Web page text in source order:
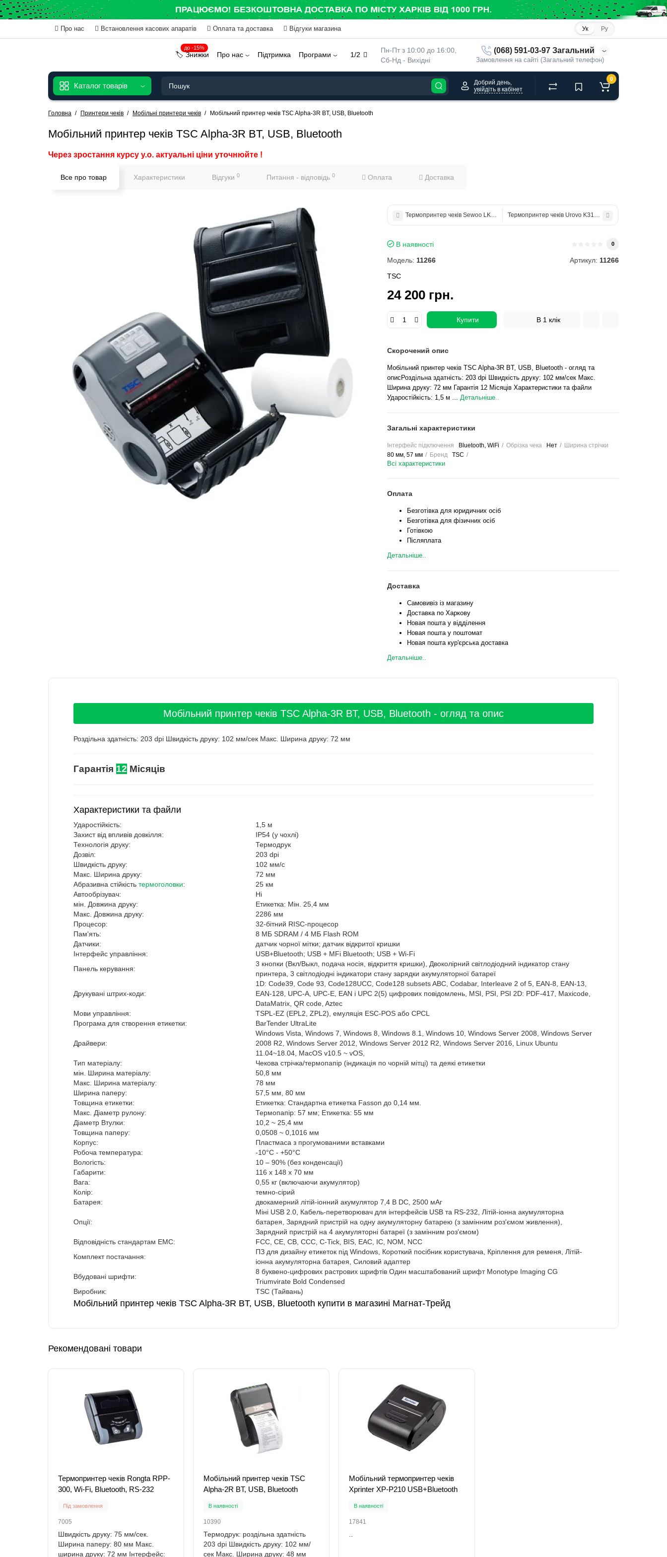
Про нас Встановлення касових апаратів Оплата та доставка Відгуки магазина Ук Ру
Пн-Пт з 10:00 до 16:00,
Сб-Нд - Вихідні
(068) 591-03-97 Загальний
Замовлення на сайті (Загальний телефон)
1/2
до -15%
🏷️ Знижки Про нас Підтримка Програми
Каталог товарів
Добрий день,
увійдіть в кабінет
0
Головна Принтери чеків Мобільні принтери чеків Мобільний принтер чеків TSC Alpha-3R BT, USB, Bluetooth
Мобільний принтер чеків TSC Alpha-3R BT, USB, Bluetooth
Через зростання курсу у.о. актуальні ціни уточнюйте !
Все про товар Характеристики Відгуки 0 Питання - відповідь 0 Оплата Доставка
Термопринтер чеків Sewoo LK-P21 Термопринтер чеків Urovo K319 WiFi
В наявності 0
Модель: 11266 Артикул: 11266
TSC
24 200 грн.
Купити В 1 клік
Скорочений опис
Мобільний принтер чеків TSC Alpha-3R BT, USB, Bluetooth - огляд та
описРоздільна здатність: 203 dpi Швидкість друку: 102 мм/сек Макс.
Ширина друку: 72 мм Гарантія 12 Місяців Характеристики та файли
Ударостійкість: 1,5 м ... Детальніше..
Загальні характеристики
Інтерфейс підключення Bluetooth, WiFi Обрізка чека Нет
Ширина стрічки
80 мм, 57 мм
Бренд TSC
Всі характеристики
Оплата
Безготівка для юридичних осіб
Безготівка для фізичних осіб
Готівкою
Післяплата
Детальніше..
Доставка
Самовивіз із магазину
Доставка по Харкову
Новая пошта у відділення
Новая пошта у поштомат
Новая пошта кур'єрська доставка
Детальніше..
Мобільний принтер чеків TSC Alpha-3R BT, USB, Bluetooth - огляд та опис
Роздільна здатність: 203 dpi Швидкість друку: 102 мм/сек Макс. Ширина друку: 72 мм
Гарантія 12 Місяців
Характеристики та файли
Ударостійкість:
1,5 м
Захист від впливів довкілля:
IP54 (у чохлі)
Технологія друку:
Термодрук
Дозвіл:
203 dpi
Швидкість друку:
102 мм/с
Макс. Ширина друку:
72 мм
Абразивна стійкість термоголовки:
25 км
Автообрізувач:
Ні
мін. Довжина друку:
Етикетка: Мін. 25,4 мм
Макс. Довжина друку:
2286 мм
Процесор:
32-бітний RISC-процесор
Пам'ять:
8 МБ SDRAM / 4 МБ Flash ROM
Датчики:
датчик чорної мітки; датчик відкритої кришки
Інтерфейс управління:
USB+Bluetooth; USB + MFi Bluetooth; USB + Wi-Fi
Панель керування:
3 кнопки (Вкл/Выкл, подача носія, відкриття кришки), Двоколірний світлодіодний індикатор стану
принтера, 3 світлодіодні індикатори стану зарядки акумуляторної батареї
Друкувані штрих-коди:
1D: Code39, Code 93, Code128UCC, Code128 subsets ABC, Codabar, Interleave 2 of 5, EAN-8, EAN-13,
EAN-128, UPC-A, UPC-E, EAN і UPC 2(5) цифрових повідомлень, MSI, PSI, PSI 2D: PDF-417, Maxicode,
DataMatrix, QR code, Aztec
Мови управління:
TSPL-EZ (EPL2, ZPL2), емуляція ESC-POS або CPCL
Програма для створення етикетки:
BarTender UltraLite
Драйвери:
Windows Vista, Windows 7, Windows 8, Windows 8.1, Windows 10, Windows Server 2008, Windows Server
2008 R2, Windows Server 2012, Windows Server 2012 R2, Windows Server 2016, Linux Ubuntu
11.04~18.04, MacOS v10.5 ~ vOS,
Тип матеріалу:
Чекова стрічка/термопапір (індикація по чорній мітці) та деякі етикетки
мін. Ширина матеріалу:
50,8 мм
Макс. Ширина матеріалу:
78 мм
Ширина паперу:
57,5 мм, 80 мм
Товщина етикетки:
Етикетка: Стандартна етикетка Fasson до 0,14 мм.
Макс. Діаметр рулону:
Термопапір: 57 мм; Етикетка: 55 мм
Діаметр Втулки:
10,2 ~ 25,4 мм
Товщина паперу:
0,0508 ~ 0,1016 мм
Корпус:
Пластмаса з прогумованими вставками
Робоча температура:
-10°C - +50°C
Вологість:
10 – 90% (без конденсації)
Габарити:
116 х 148 х 70 мм
Вага:
0,55 кг (включаючи акумулятор)
Колір:
темно-сірий
Батарея:
двокамерний літій-іонний акумулятор 7,4 В DC, 2500 мАг
Опції:
Міні USB 2.0, Кабель-перетворювач для інтерфейсів USB та RS-232, Літій-іонна акумуляторна
батарея, Зарядний пристрій на одну акумуляторну батарею (з замінним роз'ємом живлення),
Зарядний пристрій на 4 акумуляторні батареї (з замінним роз'ємом)
Відповідність стандартам EMC:
FCC, CE, CB, CCC, C-Tick, BIS, EAC, IC, NOM, NCC
Комплект постачання:
ПЗ для дизайну етикеток під Windows, Короткий посібник користувача, Кріплення для ременя, Літій-
іонна акумуляторна батарея, Силовий адаптер
Вбудовані шрифти:
8 буквено-цифрових растрових шрифтів Один масштабований шрифт Monotype Imaging CG
Triumvirate Bold Condensed
Виробник:
TSC (Тайвань)
Мобільний принтер чеків TSC Alpha-3R BT, USB, Bluetooth купити в магазині Магнат-Трейд
Рекомендовані товари
Термопринтер чеків Rongta RPP-
300, Wi-Fi, Bluetooth, RS-232
Під замовлення
7005
Швидкість друку: 75 мм/сек.
Ширина паперу: 80 мм Макс.
ширина друку: 72 мм Інтерфейс:
Мобільний принтер чеків TSC
Alpha-2R BT, USB, Bluetooth
В наявності
10390
Термодрук: роздільна здатність
203 dpi Швидкість друку: 102 мм/
сек Макс. Ширина друку: 48 мм
Мобільний термопринтер чеків
Xprinter XP-P210 USB+Bluetooth
В наявності
17841
..